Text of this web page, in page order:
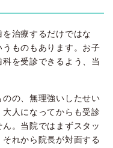
治療するだけではな
ものもあります。お子
を受診できるよう、当
の、無理強いしたせい
人になってからも受診
。当院ではまずスタッ
れから院長が対面する